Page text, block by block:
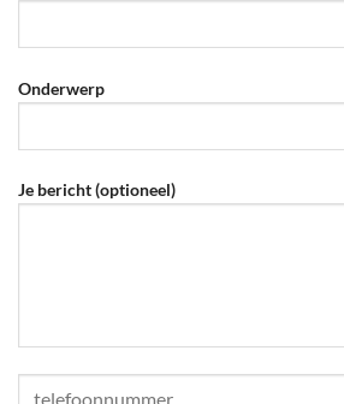
Onderwerp
Je bericht (optioneel)